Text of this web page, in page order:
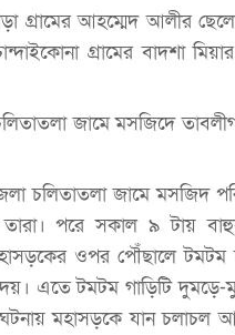
গ্রামের আহম্মেদ আলীর ছেলে
গ্রামের বাদশা
জামে মসজিদে
চলিতাতলা জামে মসজিদ
পরে সকাল ৯ টায়
ওপর পৌঁছালে টমটম
এতে টমটম গাড়িটি দুমড়ে-
মহাসড়কে যান চলাচল